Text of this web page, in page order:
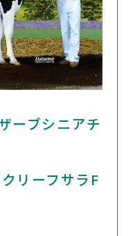
ーブシニアチ
リーフサラF